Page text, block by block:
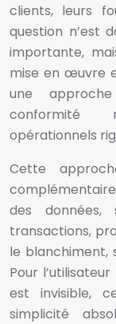
clients, leurs
question n’est
importante,
mise en œuvre
une
conformité
opérationnels
Cette
des
transactions,
le blanchiment,
Pour
est invisible,
simplicité